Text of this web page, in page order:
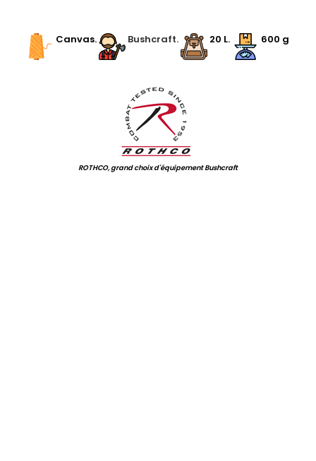
Canvas. Bushcraft. 20 L. 600 g
ROTHCO, grand choix d'équipement Bushcraft